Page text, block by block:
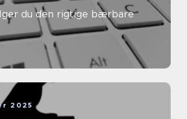
du den rigtige bærbare
2025